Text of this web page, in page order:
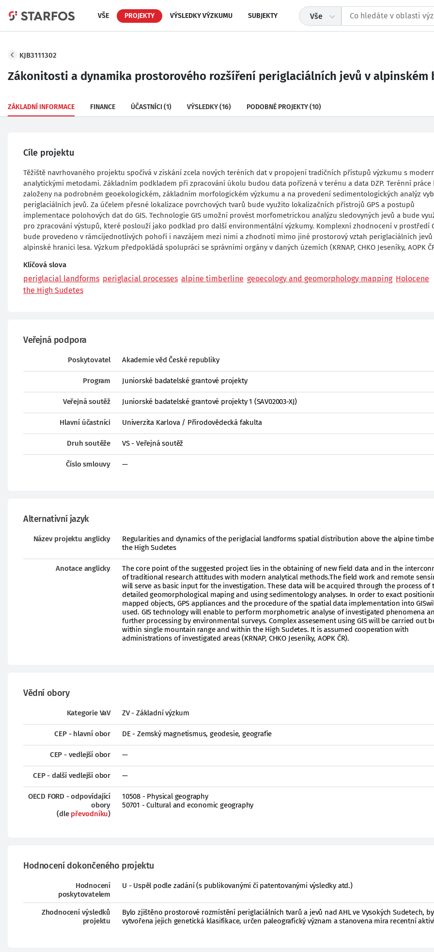
VŠE PROJEKTY VÝSLEDKY VÝZKUMU SUBJEKTY Vše
KJB3111302
Zákonitosti a dynamika prostorového rozšíření periglaciálních jevů v alpinském
ZÁKLADNÍ INFORMACE FINANCE ÚČASTNÍCI (1) VÝSLEDKY(16) PODOBNÉ PROJEKTY(10)
Cíle projektu
Těžiště navrhovaného projektu spočívá v získání zcela nových teréních dat v propojení tradičních přístupů výzkumu s
analytickými metodami. Základním podkladem při zpracování úkolu budou data pořízená v terénu a data DZP. Terénní práce
založeny na podrobném geoekologickém, základním morfologickém výzkumu a na provedení sedimentologických analýz
periglaciálních jevů. Za účelem přesné lokalizace povrchových tvarů bude využito lokalizačních přístrojů GPS a postupů
implementace polohových dat do GIS. Technologie GIS umožní provést morfometrickou analýzu sledovyných jevů a bude
pro zpracování výstupů, které poslouží jako podklad pro další environmentální výzkumy. Komplexní zhodnocení v prostředí
bude provedeno v rámcijednotlivých pohoří i navzájem mezi nimi a zhodnotí mimo jiné prostorový vztah periglaciálních jevů
alpinské hranici lesa. Výzkum předpokládá spolupráci se správními orgány v daných územích (KRNAP, CHKO Jeseníky, AOPK
Klíčová slova
periglacial landforms periglacial processes alpine timberline geoecology and geomorphology mapping Holocene
the High Sudetes
Veřejná podpora
Poskytovatel Akademie věd České republiky
Program Juniorské badatelské grantové projekty
Veřejná soutěž Juniorské badatelské grantové projekty 1 (SAV02003-XJ)
Hlavní účastníci Univerzita Karlova / Přírodovědecká fakulta
Druh soutěže VS - Veřejná soutěž
Číslo smlouvy —
Alternativní jazyk
Název projektu anglicky
Regularities and dynamics of the periglacial landforms spatial distribution above the alpine
the High Sudetes
Anotace anglicky
The core point of the suggested project lies in the obtaining of new field data and in the
of traditional research attitudes with modern analytical methods.The field work and remote
will serve as basic input for the investigation. These data will be acquired through the process of
detailed geomorphological maping and using sedimentology analyses. In order to exact
mapped objects, GPS appliances and the procedure of the spatial data implementation into
used. GIS technology will enable to perform morphometric analyse of investigated phenomena
further processing by environmental surveys. Complex assesement using GIS will be carried out
within single mountain range and within the High Sudetes. It is assumed cooperation with
administrations of investigated areas (KRNAP, CHKO Jeseníky, AOPK ČR).
Vědní obory
Kategorie VaV ZV - Základní výzkum
CEP - hlavní obor DE - Zemský magnetismus, geodesie, geografie
CEP - vedlejší obor —
CEP - další vedlejší obor —
OECD FORD - odpovídající
obory
(dle převodníku)
10508 - Physical geography
50701 - Cultural and economic geography
Hodnocení dokončeného projektu
Hodnocení
poskytovatelem
U - Uspěl podle zadání (s publikovanými či patentovanými výsledky atd.)
Zhodnocení výsledků
projektu
Bylo zjištěno prostorové rozmístění periglaciálních tvarů a jevů nad AHL ve Vysokých Sudetech,
vytvořena jejich genetická klasifikace, určen paleografický význam a stanovena míra recentní